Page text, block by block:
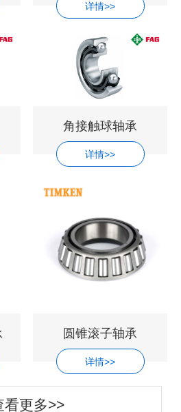
详情>>
角接触球轴承
详情>>
圆锥滚子轴承
详情>>
看更多>>